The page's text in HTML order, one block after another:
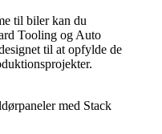
til biler kan du
Tooling og Auto
til at opfylde de